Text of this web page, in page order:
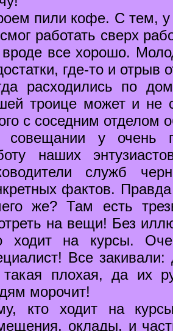
пили кофе. С тем, у
работать сверх
все хорошо.
где-то и
расходились по
троице может и не
с соседним отделом
совещании у очень
наших
служб
фактов.
же? Там есть
на вещи! Без
ходит на курсы.
Все
плохая, да их
морочит!
кто ходит на
оклады, и